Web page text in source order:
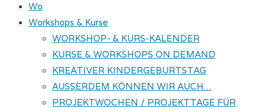
Wo
Workshops & Kurse
WORKSHOP- & KURS-KALENDER
KURSE & WORKSHOPS ON DEMAND
KREATIVER KINDERGEBURTSTAG
AUSSERDEM KÖNNEN WIR AUCH…
PROJEKTWOCHEN / PROJEKTTAGE FÜR